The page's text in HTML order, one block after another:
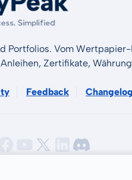
Portfolios. Vom
Zertifikate,
Feedback Changelog